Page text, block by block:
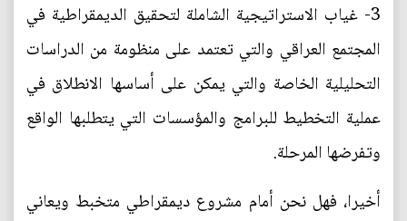
3- غياب الاستراتيجية الشاملة لتحقيق الديمقراطية في
المجتمع العراقي والتي تعتمد على منظومة من الدراسات
التحليلية الخاصة والتي يمكن على أساسها الانطلاق في
عملية التخطيط للبرامج والمؤسسات التي يتطلبها الواقع
وتفرضها المرحلة.
أخيرا، فهل نحن أمام مشروع ديمقراطي متخبط ويعاني